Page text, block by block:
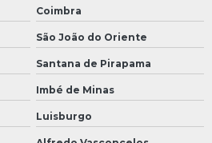
Coimbra
São João do Oriente
Santana de Pirapama
Imbé de Minas
Luisburgo